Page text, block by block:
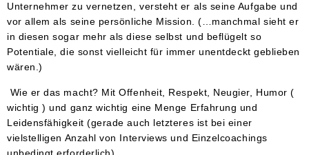
Unternehmer zu vernetzen, versteht er als seine Aufgabe und
vor allem als seine persönliche Mission. (…manchmal sieht er
in diesen sogar mehr als diese selbst und beflügelt so
Potentiale, die sonst vielleicht für immer unentdeckt geblieben
wären.)
Wie er das macht? Mit Offenheit, Respekt, Neugier, Humor (
wichtig ) und ganz wichtig eine Menge Erfahrung und
Leidensfähigkeit (gerade auch letzteres ist bei einer
vielstelligen Anzahl von Interviews und Einzelcoachings
unbedingt erforderlich).